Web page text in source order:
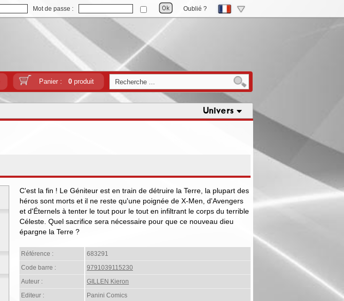
Mot de passe : Oublié ?
Panier : 0produit
Univers
C'est la fin ! Le Géniteur est en train de détruire la Terre, la plupart des
héros sont morts et il ne reste qu'une poignée de X-Men, d'Avengers
et d'Éternels à tenter le tout pour le tout en infiltrant le corps du terrible
Céleste. Quel sacrifice sera nécessaire pour que ce nouveau dieu
épargne la Terre ?
Référence :
683291
Code barre :
9791039115230
Auteur :
GILLEN Kieron
Editeur :
Panini Comics